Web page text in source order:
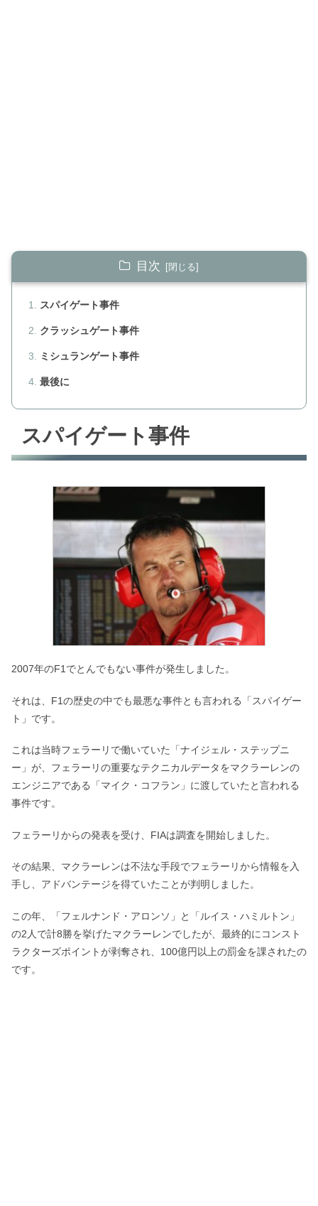
目次
スパイゲート事件
クラッシュゲート事件
ミシュランゲート事件
最後に
スパイゲート事件
2007年のF1でとんでもない事件が発生しました。
それは、F1の歴史の中でも最悪な事件とも言われる「スパイゲー
ト」です。
これは当時フェラーリで働いていた「ナイジェル・ステップニ
ー」が、フェラーリの重要なテクニカルデータをマクラーレンの
エンジニアである「マイク・コフラン」に渡していたと言われる
事件です。
フェラーリからの発表を受け、FIAは調査を開始しました。
その結果、マクラーレンは不法な手段でフェラーリから情報を入
手し、アドバンテージを得ていたことが判明しました。
この年、「フェルナンド・アロンソ」と「ルイス・ハミルトン」
の2人で計8勝を挙げたマクラーレンでしたが、最終的にコンスト
ラクターズポイントが剥奪され、100億円以上の罰金を課されたの
です。